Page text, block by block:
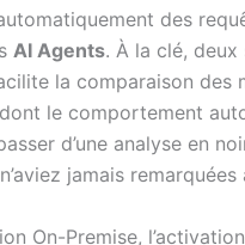
des
AI Agents. À la clé, deux
la comparaison des
dont le comportement
d’une analyse en
jamais remarquées
On-Premise,